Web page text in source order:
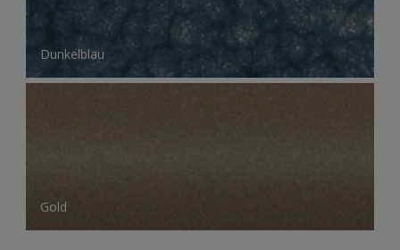
Dunkelblau
Gold